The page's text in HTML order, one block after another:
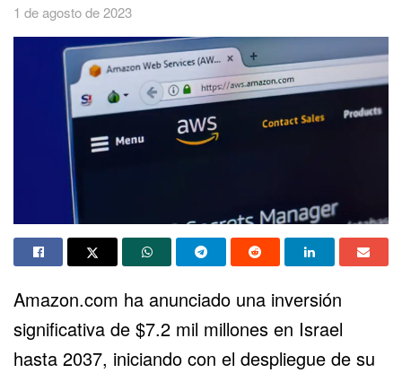
1 de agosto de 2023
Amazon.com ha anunciado una inversión
significativa de $7.2 mil millones en Israel
hasta 2037, iniciando con el despliegue de su